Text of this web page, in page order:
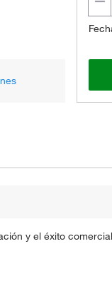
y el éxito